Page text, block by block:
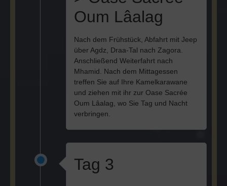
Oum Lâalag
Nach dem Frühstück, Abfahrt mit Jeep
über Agdz, Draa-Tal nach Zagora.
Anschließend Weiterfahrt nach
Mhamid. Nach dem Mittagessen
treffen Sie auf Ihre Kamelkarawane
und ziehen mit ihr zur Oase Sacrée
Oum Lâalag, wo Sie Tag und Nacht
verbringen.
Tag 3